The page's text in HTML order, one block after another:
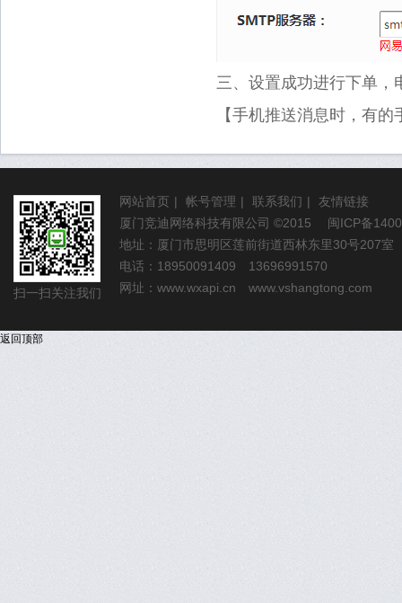
三、设置成功进行下单，
【手机推送消息时，有
扫一扫关注我们
网站首页 | 帐号管理 | 联系我们 |
友情链接
厦门竞迪网络科技有限公司 ©2015 闽ICP备
地址：厦门市思明区莲前街道西林东里30号207室
电话：18950091409 13696991570
网址： www.wxapi.cn www.vshangtong.com
返回顶部